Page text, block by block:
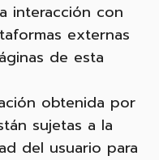
interacción con
externas
de esta
obtenida por
sujetas a la
del usuario para